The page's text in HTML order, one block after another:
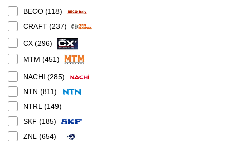
BECO (118)
CRAFT (237)
CX (296)
MTM (451)
NACHI (285)
NTN (811)
NTRL (149)
SKF (185)
ZNL (654)